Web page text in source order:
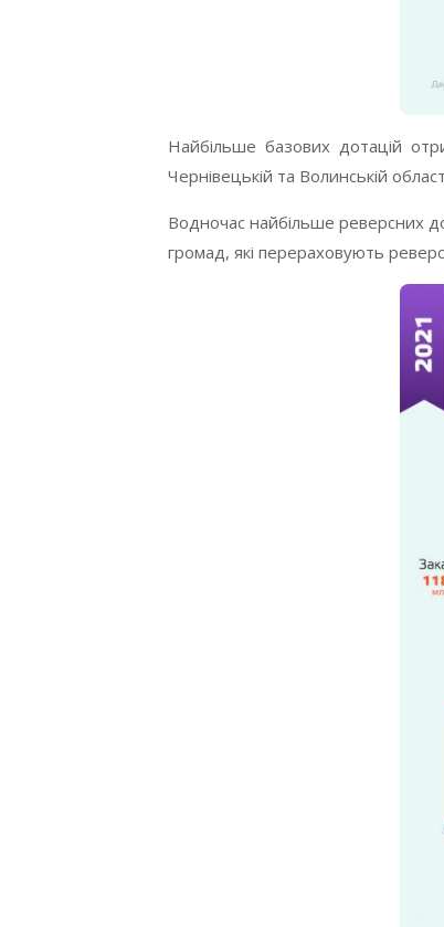
Найбільше базових дотацій
Чернівецькій та Волинській
Водночас найбільше реверсних
громад, які перераховують